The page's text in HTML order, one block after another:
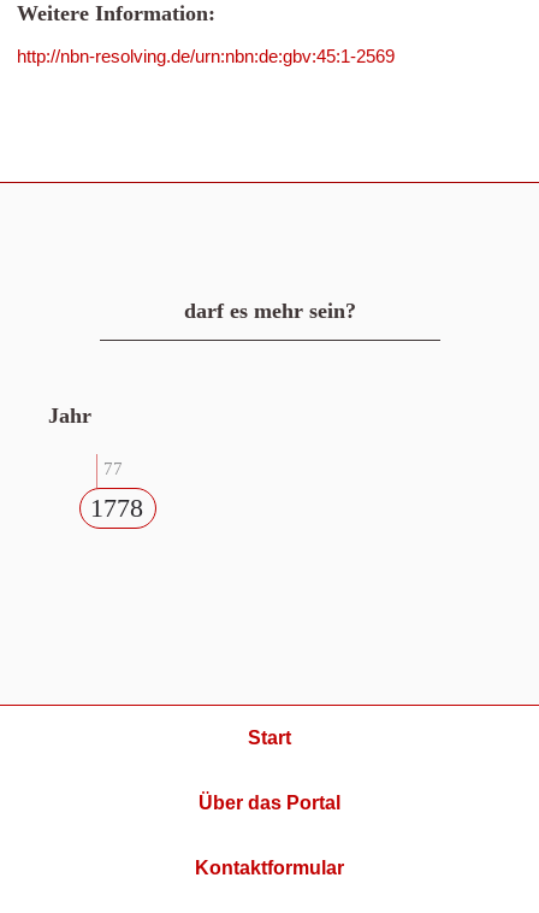
Weitere Information:
http://nbn-resolving.de/urn:nbn:de:gbv:45:1-2569
darf es mehr sein?
Jahr
77
1778
Start
Über das Portal
Kontaktformular